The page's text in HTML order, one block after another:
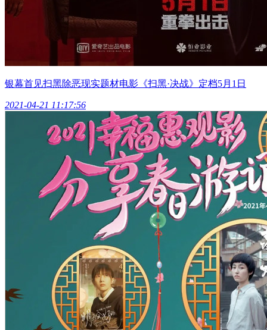
银幕首见扫黑除恶现实题材电影《扫黑·决战》定档5月1日
2021-04-21 11:17:56